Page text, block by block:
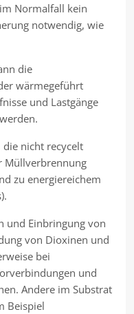
Normalfall kein
notwendig, wie
die
wärmegeführt
und Lastgänge
die nicht recycelt
Müllverbrennung
zu energiereichem
und Einbringung von
von Dioxinen und
bei
und
Andere im Substrat
Beispiel